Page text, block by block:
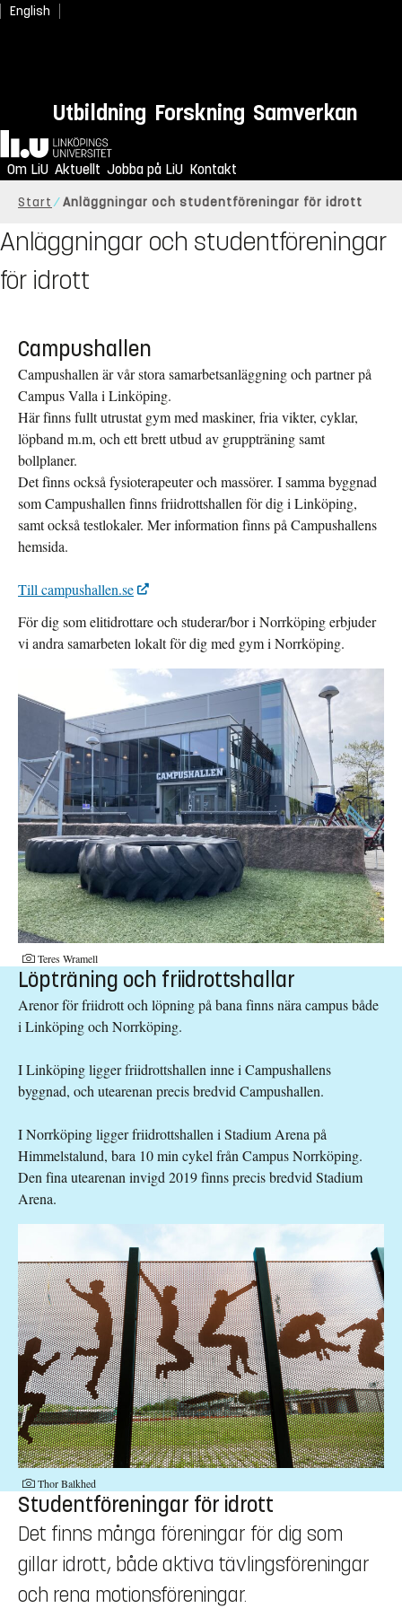
English
Utbildning Forskning Samverkan
Hem
Om LiU Aktuellt Jobba på LiU Kontakt
Start Anläggningar och studentföreningar för idrott
Anläggningar och studentföreningar
för idrott
Campushallen
Campushallen är vår stora samarbetsanläggning och partner på
Campus Valla i Linköping.
Här finns fullt utrustat gym med maskiner, fria vikter, cyklar,
löpband m.m, och ett brett utbud av gruppträning samt
bollplaner.
Det finns också fysioterapeuter och massörer. I samma byggnad
som Campushallen finns friidrottshallen för dig i Linköping,
samt också testlokaler. Mer information finns på Campushallens
hemsida.
Till campushallen.se
För dig som elitidrottare och studerar/bor i Norrköping erbjuder
vi andra samarbeten lokalt för dig med gym i Norrköping.
Fotograf:
Teres Wramell
Löpträning och friidrottshallar
Arenor för friidrott och löpning på bana finns nära campus både
i Linköping och Norrköping.
I Linköping ligger friidrottshallen inne i Campushallens
byggnad, och utearenan precis bredvid Campushallen.
I Norrköping ligger friidrottshallen i Stadium Arena på
Himmelstalund, bara 10 min cykel från Campus Norrköping.
Den fina utearenan invigd 2019 finns precis bredvid Stadium
Arena.
Fotograf:
Thor Balkhed
Studentföreningar för idrott
Det finns många föreningar för dig som
gillar idrott, både aktiva tävlingsföreningar
och rena motionsföreningar.